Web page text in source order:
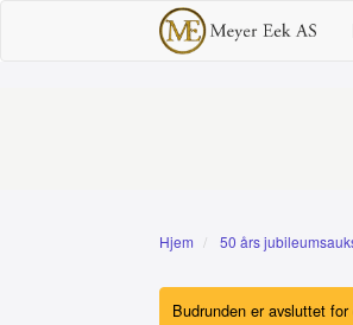
Hjem 50 års
Budrunden er avsluttet